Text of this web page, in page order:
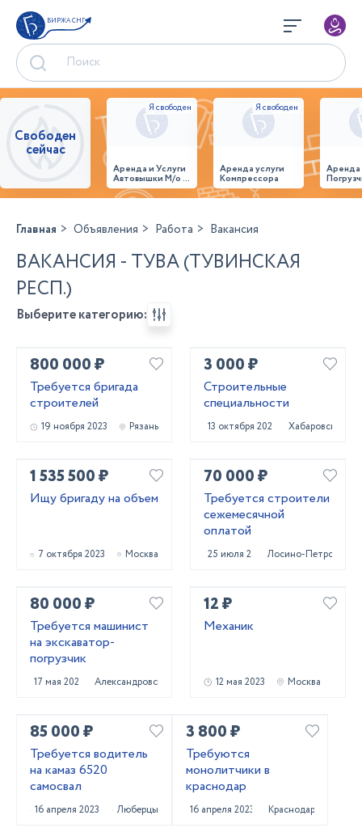
БИРЖА СНГ
Свободен
сейчас
Аренда и Услуги
Автовышки М/о г.
Домодедово
26,28,32 место
Аренда услуги
Компрессора
Главная Объявления Работа Вакансия
ВАКАНСИЯ - ТУВА (ТУВИНСКАЯ
РЕСП.)
Выберите категорию:
800 000 ₽
Требуется бригада
строителей
19 ноября 2023 Рязань
3 000 ₽
Строительные
специальности
13 октября 2023 Хабаровск
1 535 500 ₽
Ищу бригаду на объем
7 октября 2023 Москва
70 000 ₽
Требуется строители
сежемесячной
оплатой
25 июля 2023 Лосино-Петровский
80 000 ₽
Требуется машинист
на экскаватор-
погрузчик
17 мая 2023 Александровская
12 ₽
Механик
12 мая 2023 Москва
85 000 ₽
Требуется водитель
на камаз 6520
самосвал
16 апреля 2023 Люберцы
3 800 ₽
Требуются
монолитчики в
краснодар
16 апреля 2023 Краснодар